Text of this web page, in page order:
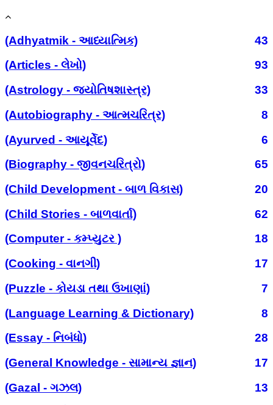
(Adhyatmik - આધ્યાત્મિક)
43
(Articles - લેખો)
93
(Astrology - જ્યોતિષશાસ્ત્ર)
33
(Autobiography - આત્મચરિત્ર)
8
(Ayurved - આયૂર્વેદ)
6
(Biography - જીવનચરિત્રો)
65
(Child Development - બાળ વિકાસ)
20
(Child Stories - બાળવાર્તા)
62
(Computer - કમ્પ્યુટર )
18
(Cooking - વાનગી)
17
(Puzzle - કોયડા તથા ઉખાણાં)
7
(Language Learning & Dictionary)
8
(Essay - નિબંધો)
28
(General Knowledge - સામાન્ય જ્ઞાન)
17
(Gazal - ગઝલ)
13